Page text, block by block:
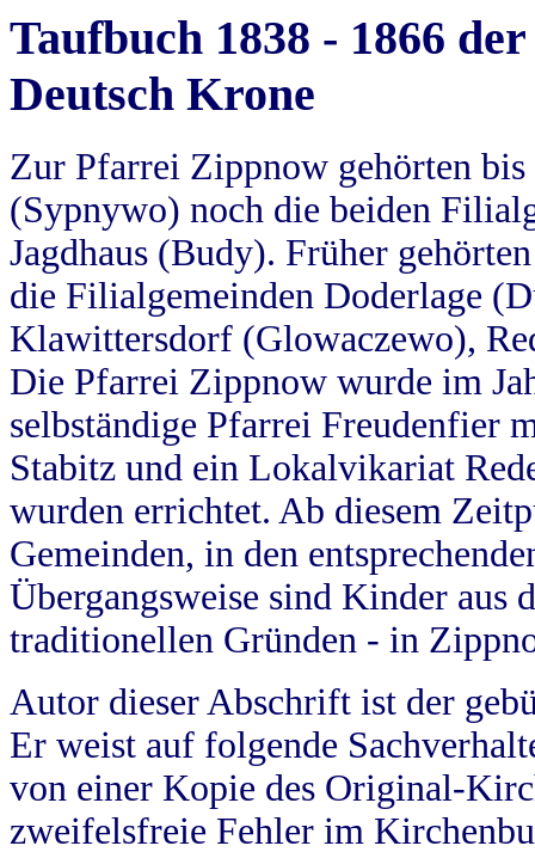
Taufbuch 1838 - 1866
Deutsch Krone
Zur Pfarrei Zippnow gehörten
(Sypnywo) noch die beiden
Jagdhaus (Budy). Früher
die Filialgemeinden Doderlage
Klawittersdorf (Glowaczewo),
Die Pfarrei Zippnow wurde im
selbständige Pfarrei Freudenfier
Stabitz und ein Lokalvikariat
wurden errichtet. Ab diesem
Gemeinden, in den
Übergangsweise sind Kinder aus
traditionellen Gründen - in
Autor dieser Abschrift ist der
Er weist auf folgende
von einer Kopie des Original-
zweifelsfreie Fehler im